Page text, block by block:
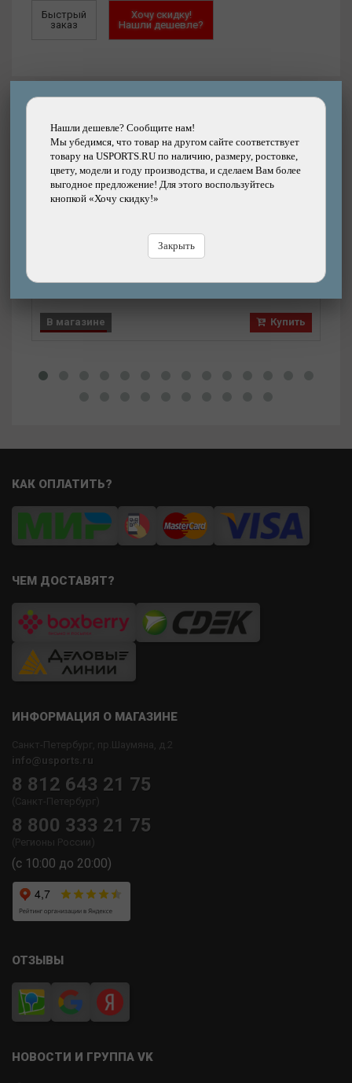
Нашли дешевле? Сообщите нам!
Мы убедимся, что товар на другом сайте соответствует
товару на USPORTS.RU по наличию, размеру, ростовке,
цвету, модели и году производства, и сделаем Вам более
выгодное предложение! Для этого воспользуйтесь
кнопкой «Хочу скидку!»
Закрыть
Быстрый
заказ
Хочу скидку!
Нашли дешевле?
Другие товары каталога
Подробнее
гр
Бренд: M-WAVE
Цена: 4050р.
Купить
В магазине
КАК ОПЛАТИТЬ?
ЧЕМ ДОСТАВЯТ?
ИНФОРМАЦИЯ О МАГАЗИНЕ
Санкт-Петербург, пр.Шаумяна, д.2
info@usports.ru
8 812 643 21 75
(Санкт-Петербург)
8 800 333 21 75
(Регионы России)
(с 10:00 до 20:00)
ОТЗЫВЫ
НОВОСТИ И ГРУППА VK